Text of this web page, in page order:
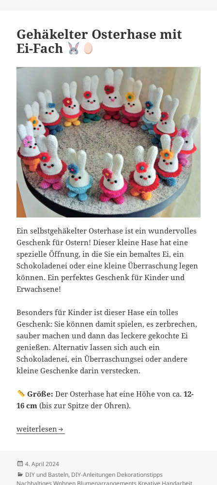
Gehäkelter Osterhase mit
Ei-Fach
Ein selbstgehäkelter Osterhase ist ein wundervolles
Geschenk für Ostern! Dieser kleine Hase hat eine
spezielle Öffnung, in die Sie ein bemaltes Ei, ein
Schokoladenei oder eine kleine Überraschung legen
können. Ein perfektes Geschenk für Kinder und
Erwachsene!
Besonders für Kinder ist dieser Hase ein tolles
Geschenk: Sie können damit spielen, es zerbrechen,
sauber machen und dann das leckere gekochte Ei
genießen. Alternativ lassen sich auch ein
Schokoladenei, ein Überraschungsei oder andere
kleine Geschenke darin verstecken.
Größe: Der Osterhase hat eine Höhe von ca. 12-
16 cm (bis zur Spitze der Ohren).
Gehäkelter Osterhase mit Ei-Fach
weiterlesen
Veröffentlicht
am
4. April 2024
Kategorien
DIY und Basteln, DIY-Anleitungen Dekorationstipps
Nachhaltiges Wohnen Blumenarrangements Kreative Handarbeit